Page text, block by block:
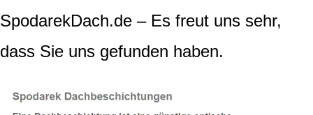
SpodarekDach.de – Es freut uns sehr,
dass Sie uns gefunden haben.